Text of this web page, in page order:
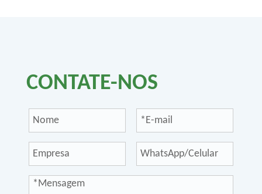
CONTATE-NOS